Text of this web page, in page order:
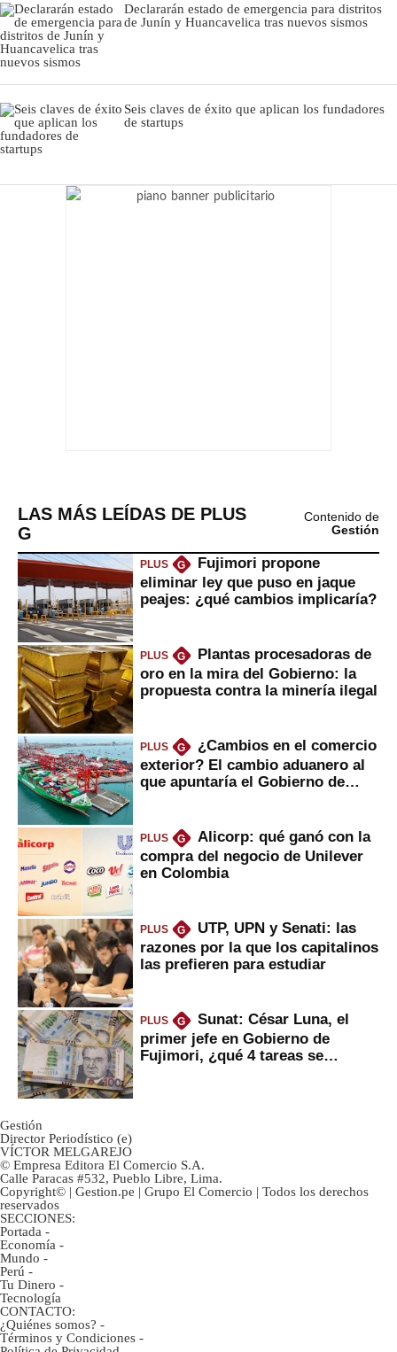
Declararán estado de emergencia para distritos
de Junín y Huancavelica tras nuevos sismos
Seis claves de éxito que aplican los fundadores
de startups
LAS MÁS LEÍDAS DE PLUS
G
Contenido de
Gestión
PLUS G
Fujimori propone
eliminar ley que puso en jaque
peajes: ¿qué cambios implicaría?
PLUS G
Plantas procesadoras de
oro en la mira del Gobierno: la
propuesta contra la minería ilegal
PLUS G
¿Cambios en el comercio
exterior? El cambio aduanero al
que apuntaría el Gobierno de
PLUS G
Alicorp: qué ganó con la
compra del negocio de Unilever
en Colombia
PLUS G
UTP, UPN y Senati: las
razones por la que los capitalinos
las prefieren para estudiar
PLUS G
Sunat: César Luna, el
primer jefe en Gobierno de
Fujimori, ¿qué 4 tareas se
Gestión
Director Periodístico (e)
VÍCTOR MELGAREJO
© Empresa Editora El Comercio S.A.
Calle Paracas #532, Pueblo Libre, Lima.
Copyright© | Gestion.pe | Grupo El Comercio | Todos los derechos
reservados
SECCIONES:
Portada -
Economía -
Mundo -
Perú -
Tu Dinero -
Tecnología
CONTACTO:
¿Quiénes somos? -
Términos y Condiciones -